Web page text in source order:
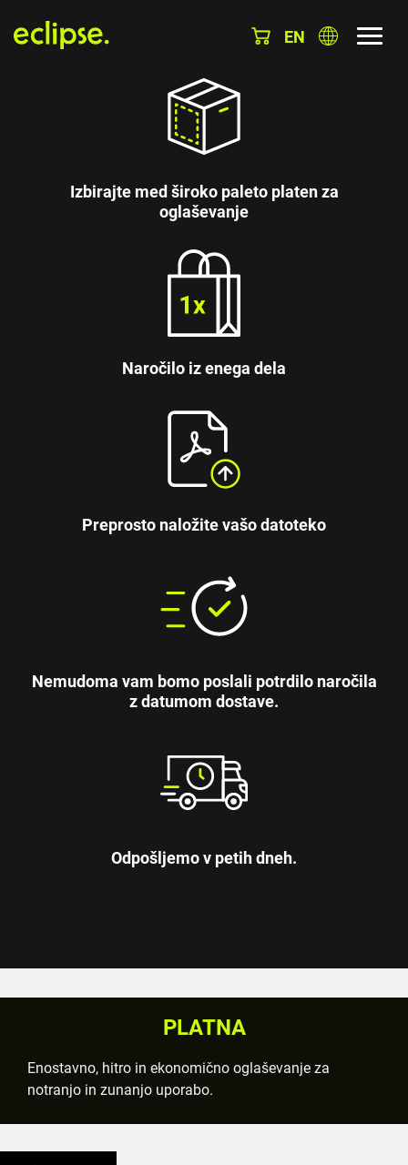
EN
Izbirajte med široko paleto platen za
oglaševanje
Naročilo iz enega dela
Preprosto naložite vašo datoteko
Nemudoma vam bomo poslali potrdilo naročila
z datumom dostave.
Odpošljemo v petih dneh.
PLATNA
Enostavno, hitro in ekonomično oglaševanje za
notranjo in zunanjo uporabo.